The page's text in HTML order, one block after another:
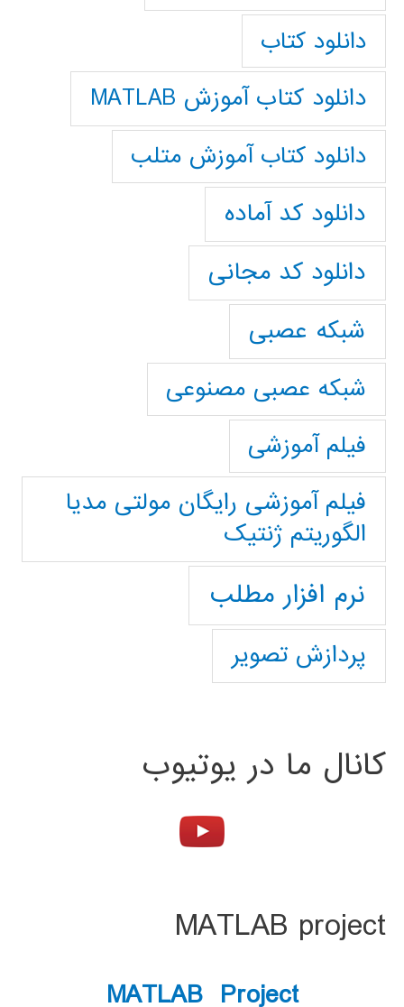
دانلود کتاب
دانلود کتاب آموزش MATLAB
دانلود کتاب آموزش متلب
دانلود کد آماده
دانلود کد مجانی
شبکه عصبی
شبکه عصبی مصنوعی
فیلم آموزشی
فیلم آموزشی رایگان مولتی مدیا
الگوریتم ژنتیک
نرم افزار مطلب
پردازش تصویر
کانال ما در یوتیوب
MATLAB project
MATLAB Project